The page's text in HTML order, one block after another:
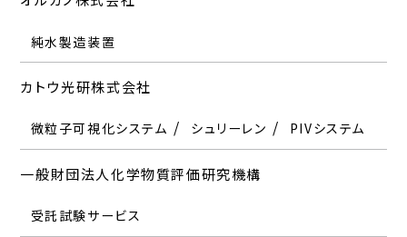
純水製造装置
カトウ光研株式会社
微粒子可視化システム シュリーレン PIVシステム
一般財団法人化学物質評価研究機構
受託試験サービス